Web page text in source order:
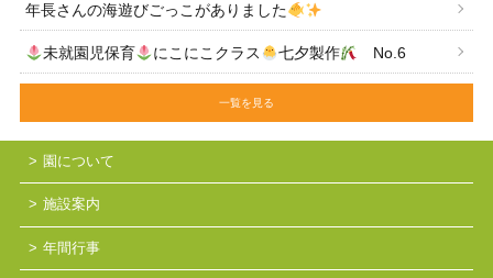
年長さんの海遊びごっこがありました
未就園児保育 にこにこクラス 七夕製作 No.6
一覧を見る
園について
施設案内
年間行事